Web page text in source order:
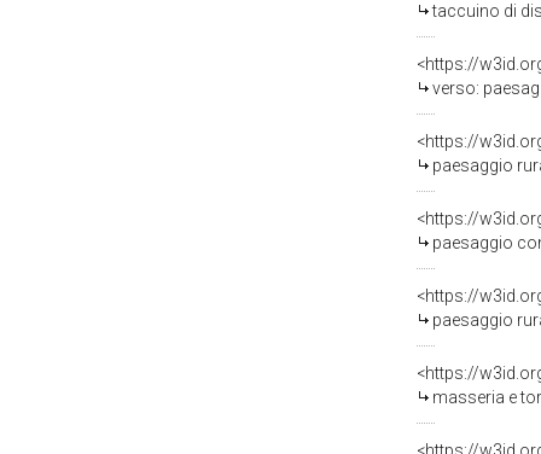
taccuino di
<https://
verso: paesaggio
<https://
paesaggio
<https://
paesaggio con
<https://
paesaggio
<https://
masseria e